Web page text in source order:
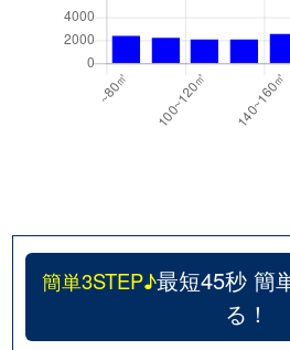
簡単3STEP♪最短45秒 簡
る！